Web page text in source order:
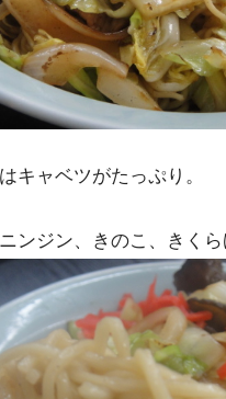
キャベツがたっぷり。
ンジン、きのこ、きく